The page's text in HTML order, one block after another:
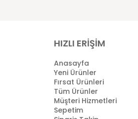
HIZLI ERİŞİM
Anasayfa
Yeni Ürünler
Fırsat Ürünleri
Tüm Ürünler
Müşteri Hizmetleri
Sepetim